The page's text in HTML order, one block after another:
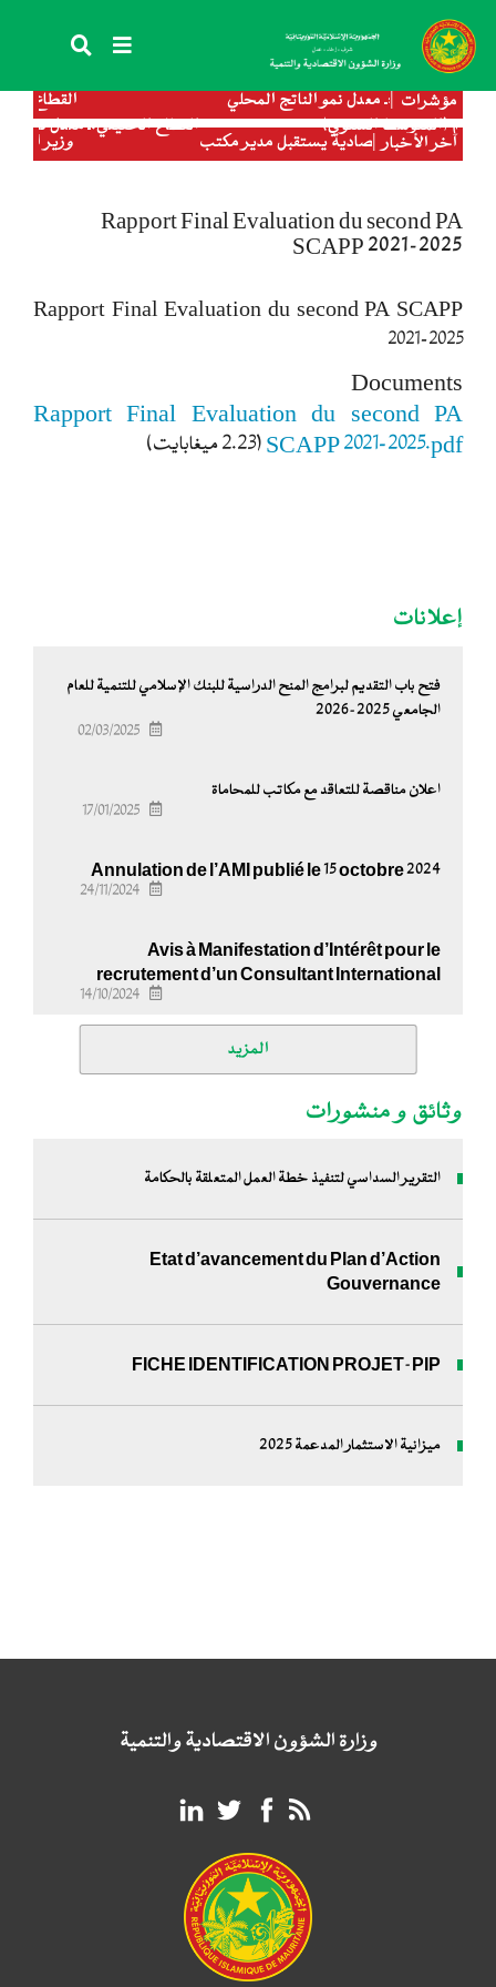
إلى
المحتوى
مؤشرات
الحقيقي:ـ معدل نمو الناتج المحلي
الاجمالي بالأسعار الثابتة (سنة 2022) 5.3%،
القطاع
(سنة 2022، 8,3%) (سنة 2023، 10%)
مؤشرات
القطاع الحقيقي:ـ معدل
التضخم (المتوسط السنوي)
آخر الأخبار
الاقتصادية يستقبل مدير مكتب
وزير الاقتصاد
Rapport Final Evaluation du second PA
SCAPP 2021-2025
Rapport Final Evaluation du second PA SCAPP
2021-2025
Documents
Rapport Final Evaluation du second PA
SCAPP 2021-2025.pdf (2.23 ميغابايت)
إعلانات
فتح باب التقديم لبرامج المنح الدراسية للبنك الإسلامي للتنمية للعام
الجامعي 2025-2026
02/03/2025
اعلان مناقصة للتعاقد مع مكاتب للمحاماة
17/01/2025
Annulation de l’AMI publié le 15 octobre 2024
24/11/2024
Avis à Manifestation d’Intérêt pour le
recrutement d’un Consultant International
14/10/2024
المزيد
وثائق و منشورات
التقرير السداسي لتنفيذ خطة العمل المتعلقة بالحكامة
Etat d’avancement du Plan d’Action
Gouvernance
FICHE IDENTIFICATION PROJET-PIP
ميزانية الاستثمار المدعمة 2025
وزارة الشؤون الاقتصادية والتنمية